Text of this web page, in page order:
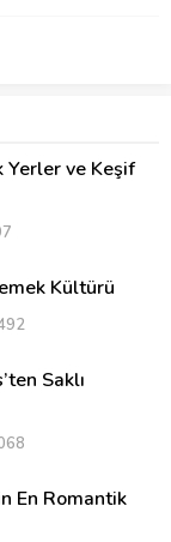
Yerler ve Keşif
Kültürü
Saklı
En Romantik